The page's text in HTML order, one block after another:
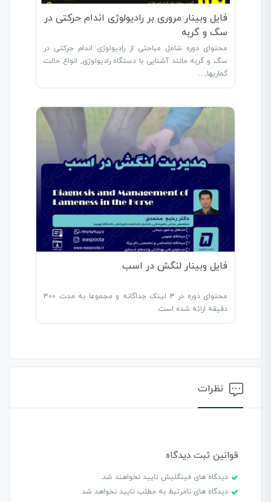
فایل وبینار مروری بر رادیولوژی اندام حرکتی در
سگ و گربه
محتوای دوره شامل مباحثی از رادیولوژی اندام حرکتی در
سگ و گربه مانند آشنایی با دستگاه رادیولوژی, انواع حالت
گماریها,…
فایل وبینار لنگش در اسب
محتوای دوره در 3 لینک جداگانه و مجموعا به مدت 300
دقیقه ارائه شده است.
نظرات
قوانین ثبت دیدگاه
دیدگاه های فینگلیش تایید نخواهند شد.
دیدگاه های نامرتبط به مطلب تایید نخواهد شد.